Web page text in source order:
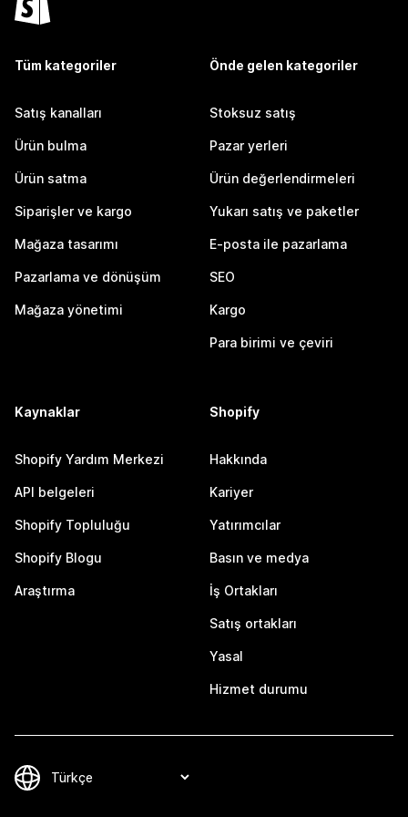
Tüm kategoriler
Satış kanalları
Ürün bulma
Ürün satma
Siparişler ve kargo
Mağaza tasarımı
Pazarlama ve dönüşüm
Mağaza yönetimi
Önde gelen kategoriler
Stoksuz satış
Pazar yerleri
Ürün değerlendirmeleri
Yukarı satış ve paketler
E-posta ile pazarlama
SEO
Kargo
Para birimi ve çeviri
Kaynaklar
Shopify Yardım Merkezi
API belgeleri
Shopify Topluluğu
Shopify Blogu
Araştırma
Shopify
Hakkında
Kariyer
Yatırımcılar
Basın ve medya
İş Ortakları
Satış ortakları
Yasal
Hizmet durumu